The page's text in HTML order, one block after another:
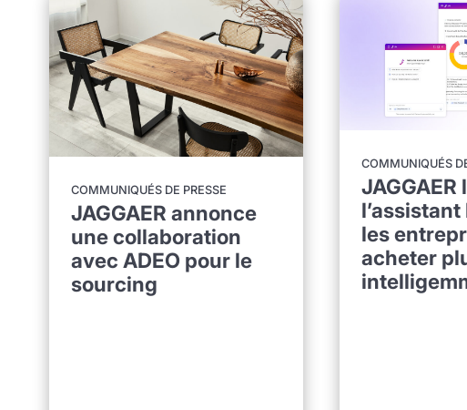
COMMUNIQUÉS DE PRESSE
JAGGAER annonce
une collaboration
avec ADEO pour le
sourcing
COMMUNIQUÉS
JAGGAER
les
acheter